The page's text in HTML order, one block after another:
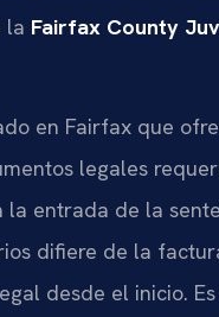
la Fairfax County
en Fairfax que
legales
la entrada de la
difiere de la
desde el inicio.